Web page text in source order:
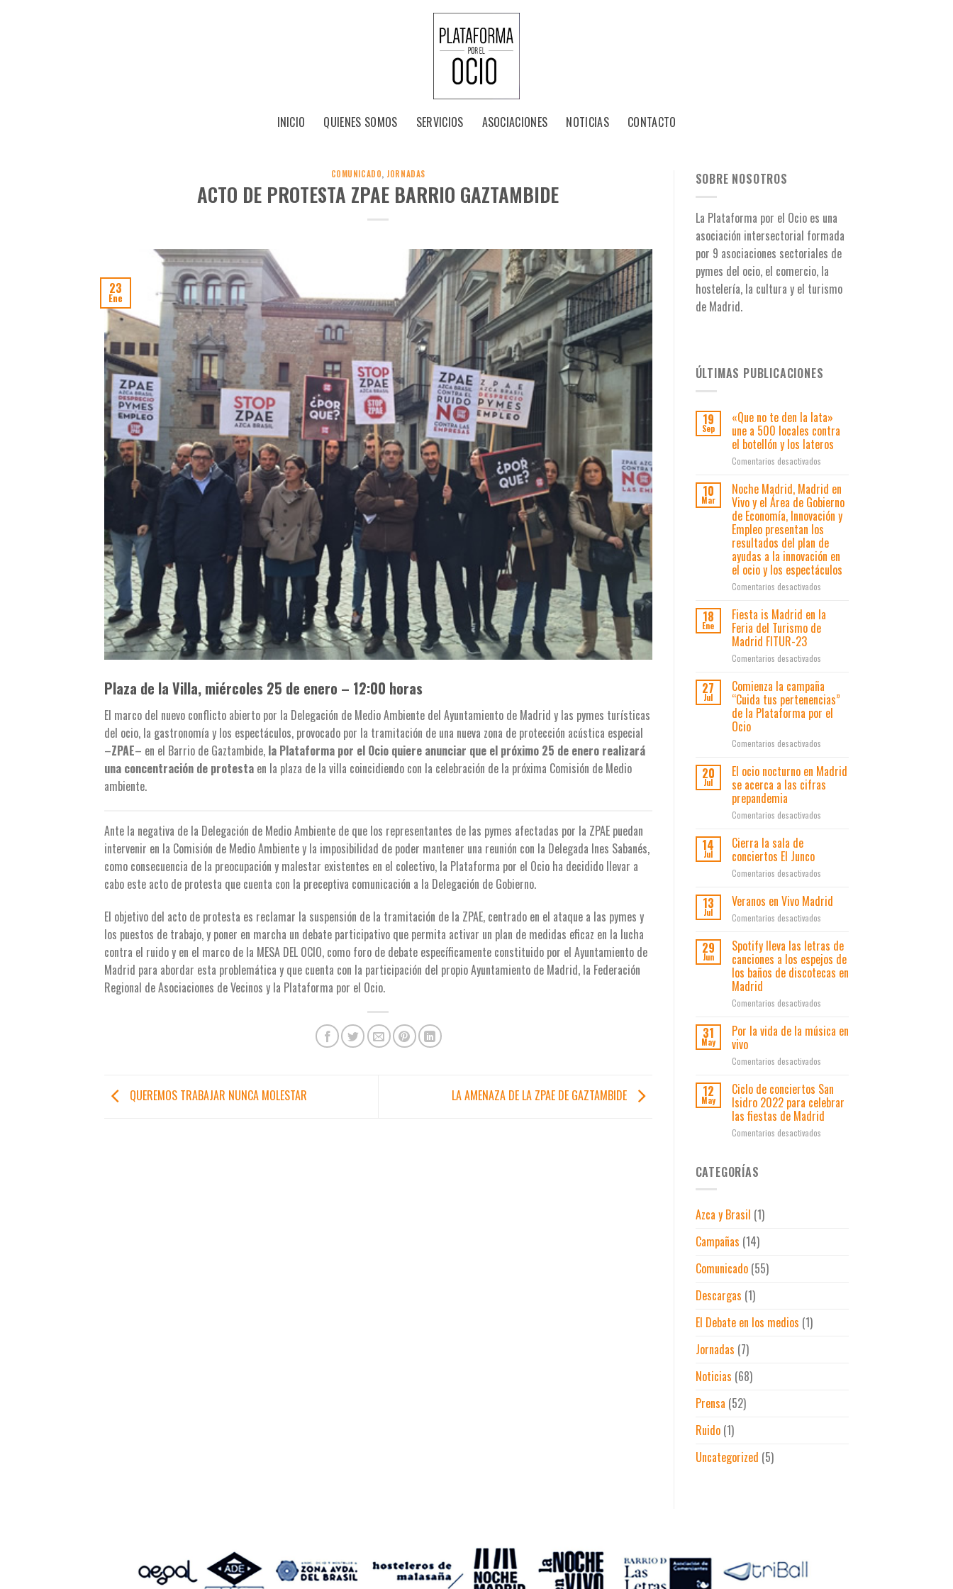
INICIO QUIENES SOMOS SERVICIOS ASOCIACIONES NOTICIAS CONTACTO
COMUNICADO, JORNADAS
ACTO DE PROTESTA ZPAE BARRIO GAZTAMBIDE
23
Ene
Plaza de la Villa, miércoles 25 de enero – 12:00 horas
El marco del nuevo conflicto abierto por la Delegación de Medio Ambiente del Ayuntamiento de Madrid y las pymes turísticas
del ocio, la gastronomía y los espectáculos, provocado por la tramitación de una nueva zona de protección acústica especial
–ZPAE– en el Barrio de Gaztambide, la Plataforma por el Ocio quiere anunciar que el próximo 25 de enero realizará
una concentración de protesta en la plaza de la villa coincidiendo con la celebración de la próxima Comisión de Medio
ambiente.
Ante la negativa de la Delegación de Medio Ambiente de que los representantes de las pymes afectadas por la ZPAE puedan
intervenir en la Comisión de Medio Ambiente y la imposibilidad de poder mantener una reunión con la Delegada Ines Sabanés,
como consecuencia de la preocupación y malestar existentes en el colectivo, la Plataforma por el Ocio ha decidido llevar a
cabo este acto de protesta que cuenta con la preceptiva comunicación a la Delegación de Gobierno.
El objetivo del acto de protesta es reclamar la suspensión de la tramitación de la ZPAE, centrado en el ataque a las pymes y
los puestos de trabajo, y poner en marcha un debate participativo que permita activar un plan de medidas eficaz en la lucha
contra el ruido y en el marco de la MESA DEL OCIO, como foro de debate específicamente constituido por el Ayuntamiento de
Madrid para abordar esta problemática y que cuenta con la participación del propio Ayuntamiento de Madrid, la Federación
Regional de Asociaciones de Vecinos y la Plataforma por el Ocio.
QUEREMOS TRABAJAR NUNCA MOLESTAR LA AMENAZA DE LA ZPAE DE GAZTAMBIDE
SOBRE NOSOTROS
La Plataforma por el Ocio es una
asociación intersectorial formada
por 9 asociaciones sectoriales de
pymes del ocio, el comercio, la
hostelería, la cultura y el turismo
de Madrid.
ÚLTIMAS PUBLICACIONES
19
Sep
«Que no te den la lata»
une a 500 locales contra
el botellón y los lateros
Comentarios desactivadosen
no
te
den
la
lata»
une
a
500
contra
botellón
y
10
Mar
Noche Madrid, Madrid en
Vivo y el Área de Gobierno
de Economía, Innovación y
Empleo presentan los
resultados del plan de
ayudas a la innovación en
el ocio y los espectáculos
Comentarios desactivadosen
Madrid,
Madrid
en
y
Área
de
Gobierno
de
Innovación
Empleo
presentan
los
del
la
en
ocio
los
espectáculos
18
Ene
Fiesta is Madrid en la
Feria del Turismo de
Madrid FITUR-23
Comentarios desactivadosen
is
Madrid
en
la
del
de
Madrid
FITUR-
27
Jul
Comienza la campaña
“Cuida tus pertenencias”
de la Plataforma por el
Ocio
Comentarios desactivadosen
la
campaña
“Cuida
pertenencias”
el
20
Jul
El ocio nocturno en Madrid
se acerca a las cifras
prepandemia
Comentarios desactivadosen
Madrid
acerca
las
prepandemia
14
Jul
Cierra la sala de
conciertos El Junco
Comentarios desactivadosen
la
sala
de
El
Junco
13
Jul
Veranos en Vivo Madrid
Comentarios desactivadosen
en
Vivo
Madrid
29
Jun
Spotify lleva las letras de
canciones a los espejos de
los baños de discotecas en
Madrid
Comentarios desactivadosen
lleva
las
de
a
los
espejos
de
los
31
May
Por la vida de la música en
vivo
Comentarios desactivadosen
la
vida
de
la
música
12
May
Ciclo de conciertos San
Isidro 2022 para celebrar
las fiestas de Madrid
Comentarios desactivadosen
CATEGORÍAS
Azca y Brasil (1)
Campañas (14)
Comunicado(55)
Descargas (1)
El Debate en los medios (1)
Jornadas (7)
Noticias (68)
Prensa (52)
Ruido(1)
Uncategorized (5)